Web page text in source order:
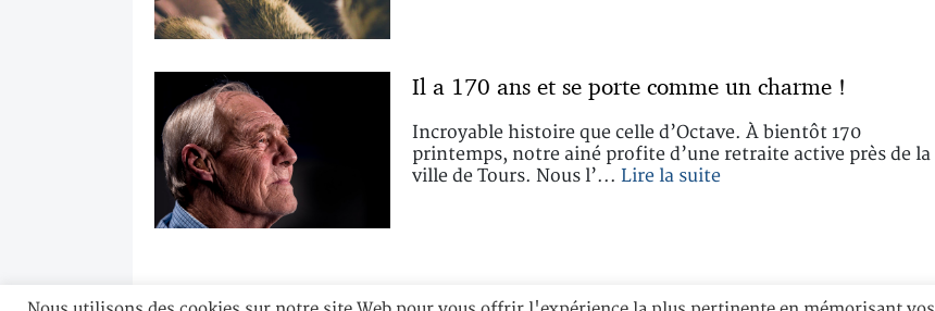
Il a 170 ans et se porte comme un charme !
Incroyable histoire que celle d’Octave. À bientôt 170
printemps, notre ainé profite d’une retraite active près de la
ville de Tours. Nous l’... Lire la suite